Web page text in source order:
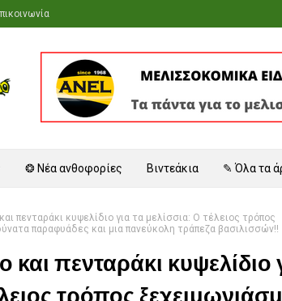
❂ Νέα ανθοφορίες Βιντεάκια ✎ Όλα τα
πενταράκι κυψελίδιο για τα μελίσσια: Ο τέλειος τρόπος
παραφυάδες και μια πανεύκολη τράπεζα βασιλισσών!!
και πενταράκι κυψελίδιο
τρόπος